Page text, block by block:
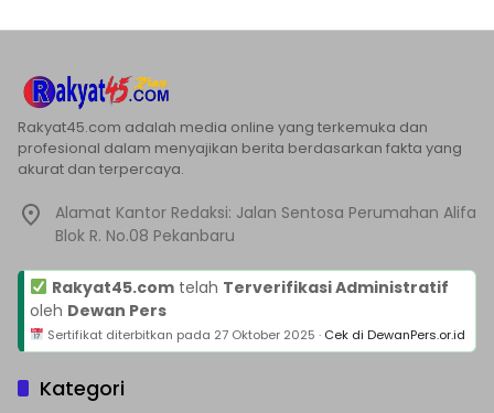
Rakyat45.com adalah media online yang terkemuka dan
profesional dalam menyajikan berita berdasarkan fakta yang
akurat dan terpercaya.
Alamat Kantor Redaksi: Jalan Sentosa Perumahan Alifa
Blok R. No.08 Pekanbaru
Rakyat45.comtelah Terverifikasi Administratif
oleh Dewan Pers
Sertifikat diterbitkan pada 27 Oktober 2025 · Cek di DewanPers.or.id
Kategori